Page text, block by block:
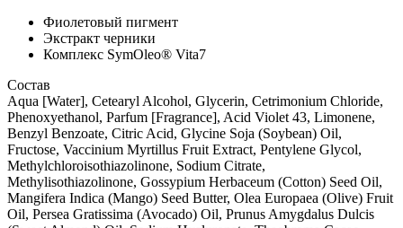
Фиолетовый пигмент
Экстракт черники
Комплекс SymOleo® Vita7
Состав
Aqua [Water], Cetearyl Alcohol, Glycerin, Cetrimonium Chloride,
Phenoxyethanol, Parfum [Fragrance], Acid Violet 43, Limonene,
Benzyl Benzoate, Citric Acid, Glycine Soja (Soybean) Oil,
Fructose, Vaccinium Myrtillus Fruit Extract, Pentylene Glycol,
Methylchloroisothiazolinone, Sodium Citrate,
Methylisothiazolinone, Gossypium Herbaceum (Cotton) Seed Oil,
Mangifera Indica (Mango) Seed Butter, Olea Europaea (Olive) Fruit
Oil, Persea Gratissima (Avocado) Oil, Prunus Amygdalus Dulcis